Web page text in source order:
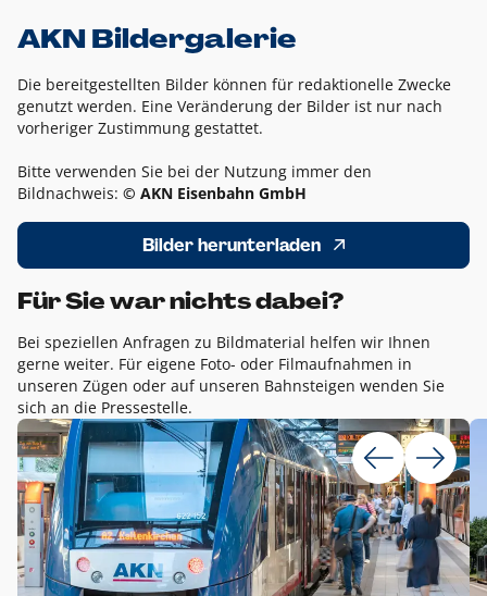
AKN Bildergalerie
Die bereitgestellten Bilder können für redaktionelle Zwecke
genutzt werden. Eine Veränderung der Bilder ist nur nach
vorheriger Zustimmung gestattet.
Bitte verwenden Sie bei der Nutzung immer den
Bildnachweis: © AKN Eisenbahn GmbH
Bilder herunterladen
Für Sie war nichts dabei?
Bei speziellen Anfragen zu Bildmaterial helfen wir Ihnen
gerne weiter. Für eigene Foto- oder Filmaufnahmen in
unseren Zügen oder auf unseren Bahnsteigen wenden Sie
sich an die Pressestelle.